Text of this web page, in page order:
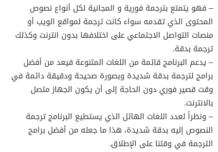
– فهو يتمتع بترجمة فورية و المجانية لكل أنواع نصوص
المحتوى الذي تقدمه سواء كانت ترجمة لمواقع الويب أو
منصات التواصل الاجتماعي على اختلافها بدون انترنت وكذلك
ترجمة بدقة.
– يدعم البرنامج قائمة من اللغات المتنوعة فيعد من أفضل
برامج لترجمة بدقة شديدة وبصورة صحيحة ودقيقة دائمة في
وقت قصير فوري دون الحاجة إلى أن يكون الجهاز متصل
بالانترنت.
– ونظراً لعدد اللغات الهائل الذي يستطيع البرنامج ترجمة
النصوص إليه بدقة شديدة، هذا ما جعله من أفضل برامج
الترجمة في وقتنا على الإطلاق.